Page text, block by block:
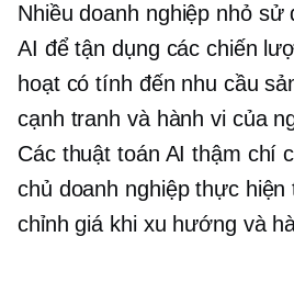
Nhiều doanh nghiệp nhỏ sử
AI để tận dụng các chiến
hoạt có tính đến nhu cầu
cạnh tranh và hành vi của
Các thuật toán AI thậm chí
chủ doanh nghiệp thực hiện
chỉnh giá khi xu hướng và